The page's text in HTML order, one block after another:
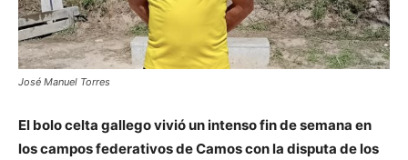
José Manuel Torres
El bolo celta gallego vivió un intenso fin de semana en
los campos federativos de Camos con la disputa de los